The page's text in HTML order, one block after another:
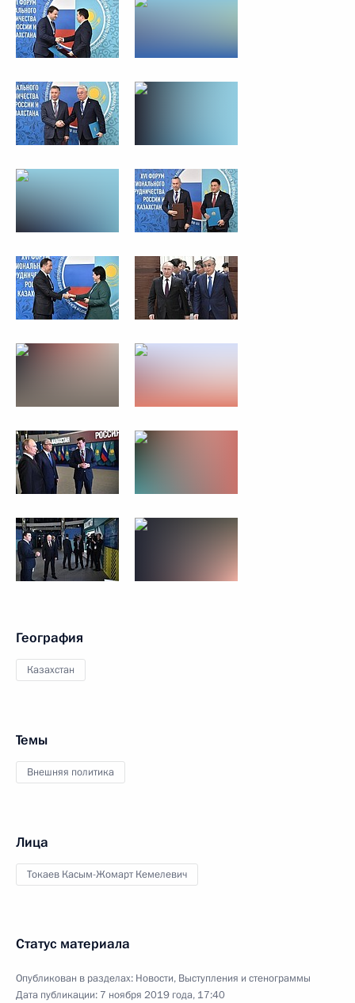
География
Казахстан
Темы
Внешняя политика
Лица
Токаев Касым-Жомарт Кемелевич
Статус материала
Опубликован в разделах: Новости, Выступления и стенограммы
Дата публикации: 7 ноября 2019 года, 17:40